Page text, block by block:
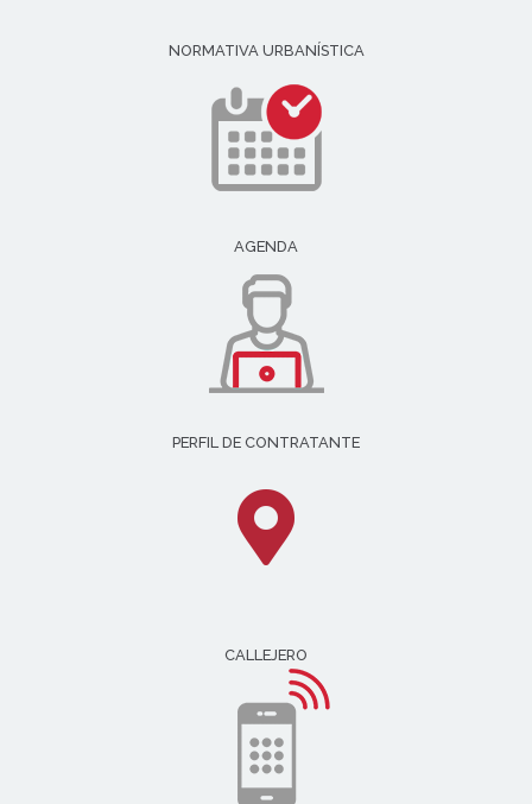
NORMATIVA URBANÍSTICA
AGENDA
PERFIL DE CONTRATANTE
CALLEJERO